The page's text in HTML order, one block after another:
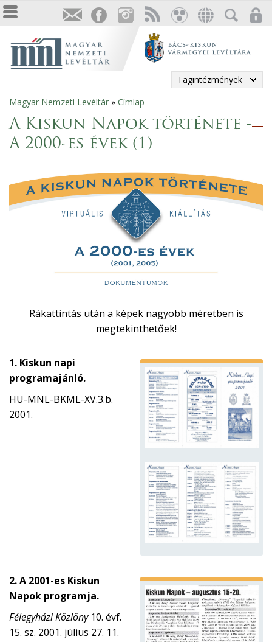
Tagintézmények
Jelenlegi
hely
Magyar Nemzeti Levéltár » Címlap
A Kiskun Napok története -
A 2000-es évek (1)
Rákattintás után a képek nagyobb méretben is
megtekinthetőek!
1. Kiskun napi
programajánló.
HU-MNL-BKML-XV.3.b.
2001.
2. A 2001-es Kiskun
Napok programja.
Félegyházi Közlöny10. évf.
15. sz. 2001. július 27. 11.